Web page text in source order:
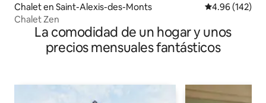
Chalet en Saint-Alexis-des-Monts Calificación
4.96 (142)
Chalet Zen
La comodidad de un hogar y unos
precios mensuales fantásticos